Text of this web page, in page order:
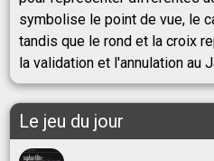
symbolise le point de vue, le
tandis que le rond et la croix
la validation et l'annulation au
Le jeu du jour